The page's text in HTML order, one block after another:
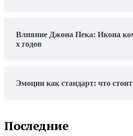
Влияние Джона Пека: Икона
х годов
Эмоции как стандарт: что
Последние